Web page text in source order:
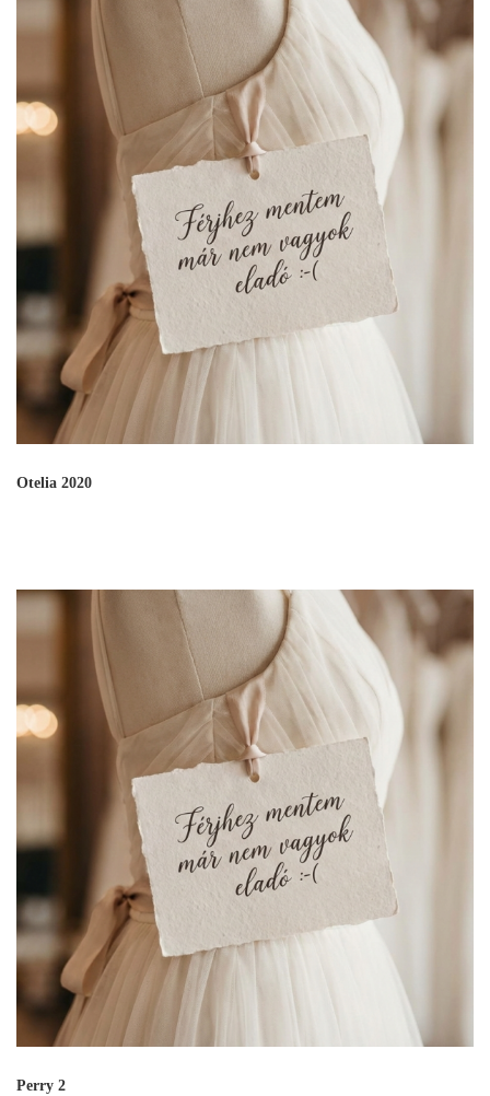
Otelia 2020
Perry 2